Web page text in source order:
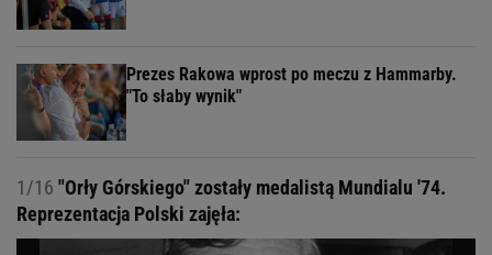
Prezes Rakowa wprost po meczu z Hammarby.
"To słaby wynik"
1/16 "Orły Górskiego" zostały medalistą Mundialu '74.
Reprezentacja Polski zajęła: